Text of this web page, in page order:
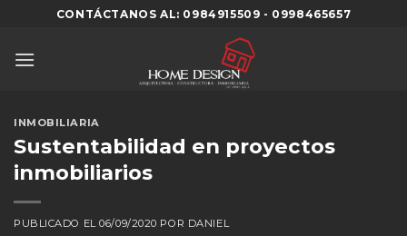
content
CONTÁCTANOS AL: 0984915509 - 0998465657
INMOBILIARIA
Sustentabilidad en proyectos
inmobiliarios
PUBLICADO EL06/09/2020 POR DANIEL